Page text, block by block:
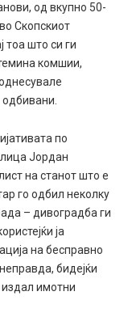
од вкупно 50-
Скопскиот
тоа што си ги
комшии,
одбивани.
по
Јордан
на станот што е
го одбил неколку
– дивоградба ги
ја
на бесправно
бидејќи
издал имотни